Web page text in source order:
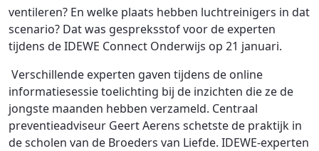
ventileren? En welke plaats hebben luchtreinigers in dat
scenario? Dat was gespreksstof voor de experten
tijdens de IDEWE Connect Onderwijs op 21 januari.
Verschillende experten gaven tijdens de online
informatiesessie toelichting bij de inzichten die ze de
jongste maanden hebben verzameld. Centraal
preventieadviseur Geert Aerens schetste de praktijk in
de scholen van de Broeders van Liefde. IDEWE-experten